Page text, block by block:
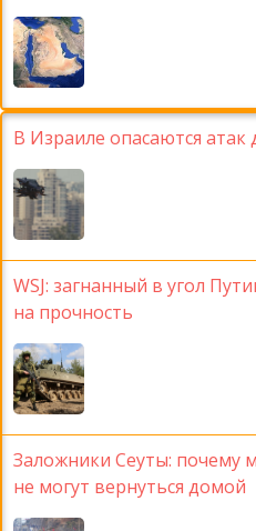
В Израиле опасаются
WSJ: загнанный в угол
на прочность
Заложники Сеуты: почему
не могут вернуться домой